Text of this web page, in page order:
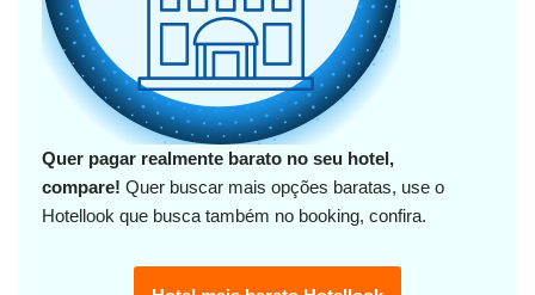
Quer pagar realmente barato no seu hotel,
compare! Quer buscar mais opções baratas, use o
Hotellook que busca também no booking, confira.